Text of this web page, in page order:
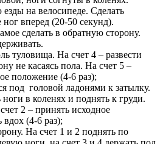
на велосипеде. Сделать
вперед (20-50 секунд).
сделать в обратную сторону.
туловища. На счет 4 – развести
не касаясь пола. На счет 5 –
положение (4-6 раз);
под головой ладонями к затылку.
в коленях и поднять к груди.
2 – принять исходное
вдох (4-6 раз);
На счет 1 и 2 поднять по